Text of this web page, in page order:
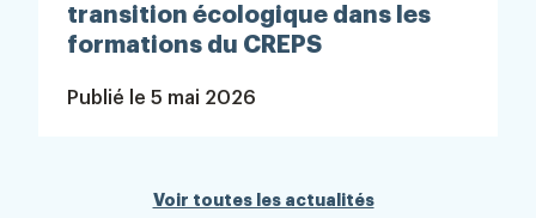
transition écologique dans les
formations du CREPS
Publié le 5 mai 2026
Voir toutes les actualités